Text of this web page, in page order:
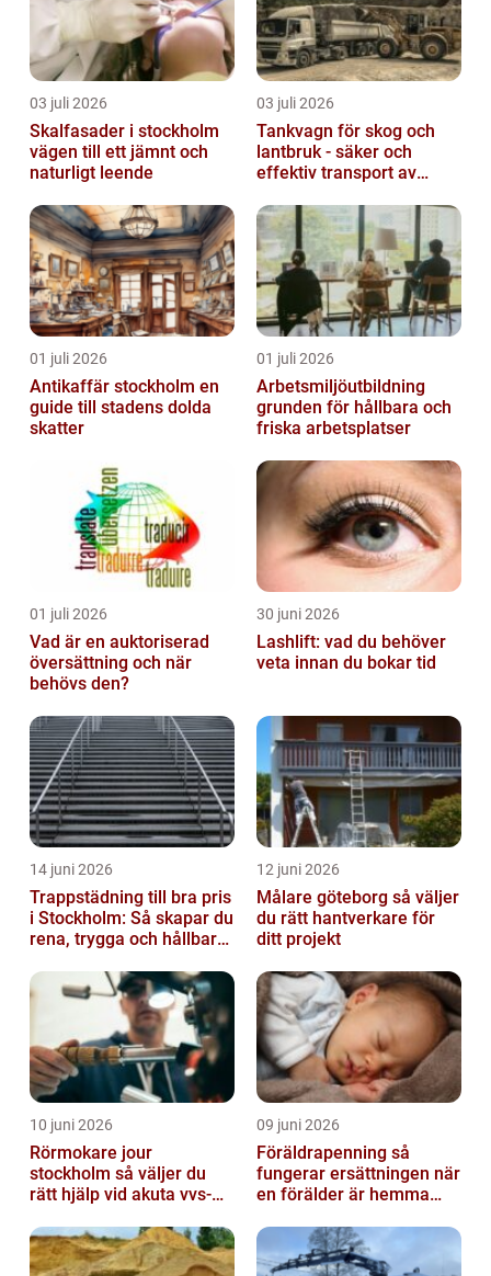
03 juli 2026
Skalfasader i stockholm
vägen till ett jämnt och
naturligt leende
03 juli 2026
Tankvagn för skog och
lantbruk - säker och
effektiv transport av
01 juli 2026
Antikaffär stockholm en
guide till stadens dolda
skatter
01 juli 2026
Arbetsmiljöutbildning
grunden för hållbara och
friska arbetsplatser
01 juli 2026
Vad är en auktoriserad
översättning och när
behövs den?
30 juni 2026
Lashlift: vad du behöver
veta innan du bokar tid
14 juni 2026
Trappstädning till bra pris
i Stockholm: Så skapar du
rena, trygga och hållbara
12 juni 2026
Målare göteborg så väljer
du rätt hantverkare för
ditt projekt
10 juni 2026
Rörmokare jour
stockholm så väljer du
rätt hjälp vid akuta vvs-
09 juni 2026
Föräldrapenning så
fungerar ersättningen när
en förälder är hemma